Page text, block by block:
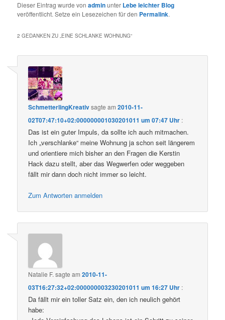
Dieser Eintrag wurde vonadminunter Lebe leichter Blog
veröffentlicht. Setze ein Lesezeichen für den Permalink.
2 GEDANKEN ZU „EINE SCHLANKE WOHNUNG“
SchmetterlingKreativsagte am2010-11-
02T07:47:10+02:000000001030201011 um 07:47 Uhr :
Das ist ein guter Impuls, da sollte ich auch mitmachen.
Ich „verschlanke“ meine Wohnung ja schon seit längerem
und orientiere mich bisher an den Fragen die Kerstin
Hack dazu stellt, aber das Wegwerfen oder weggeben
fällt mir dann doch nicht immer so leicht.
Zum Antworten anmelden
Natalie F. sagte am2010-11-
03T16:27:32+02:000000003230201011 um 16:27 Uhr :
Da fällt mir ein toller Satz ein, den ich neulich gehört
habe: